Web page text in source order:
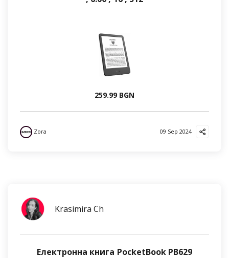
259.99 BGN
Zora 09 Sep 2024
Krasimira Ch
Електронна книга PocketBook PB629